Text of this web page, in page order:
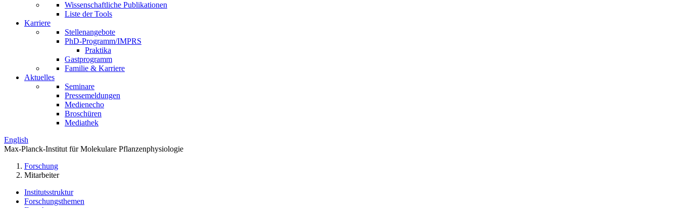
Wissenschaftliche Publikationen
Liste der Tools
Karriere
Stellenangebote
PhD-Programm/IMPRS
Praktika
Gastprogramm
Familie & Karriere
Aktuelles
Seminare
Pressemeldungen
Medienecho
Broschüren
Mediathek
English
Max-Planck-Institut für Molekulare Pflanzenphysiologie
Forschung
Mitarbeiter
Institutsstruktur
Forschungsthemen